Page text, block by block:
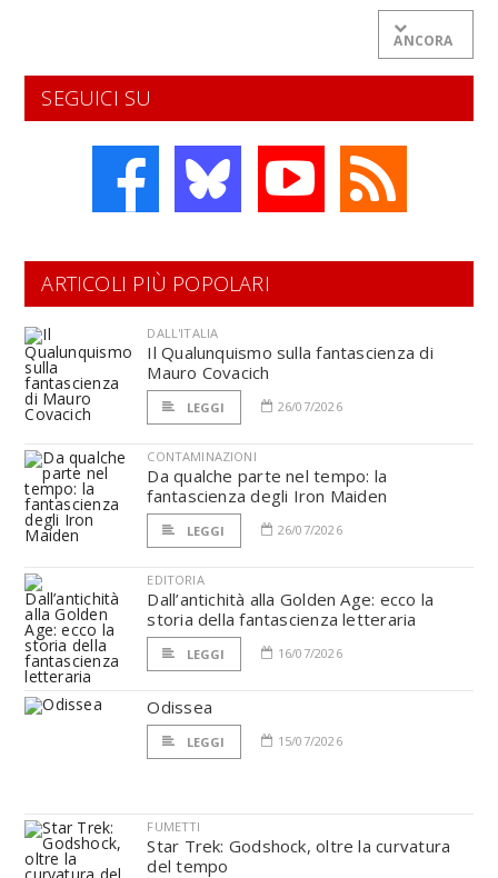
ANCORA
SEGUICI SU
ARTICOLI PIÙ POPOLARI
DALL'ITALIA
Il Qualunquismo sulla fantascienza di
Mauro Covacich
LEGGI 26/07/2026
CONTAMINAZIONI
Da qualche parte nel tempo: la
fantascienza degli Iron Maiden
LEGGI 26/07/2026
EDITORIA
Dall’antichità alla Golden Age: ecco la
storia della fantascienza letteraria
LEGGI 16/07/2026
Odissea
LEGGI 15/07/2026
FUMETTI
Star Trek: Godshock, oltre la curvatura
del tempo